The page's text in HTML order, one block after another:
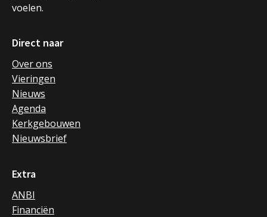
voelen.
Direct naar
Over ons
Vieringen
Nieuws
Agenda
Kerkgebouwen
Nieuwsbrief
Extra
ANBI
Financiën